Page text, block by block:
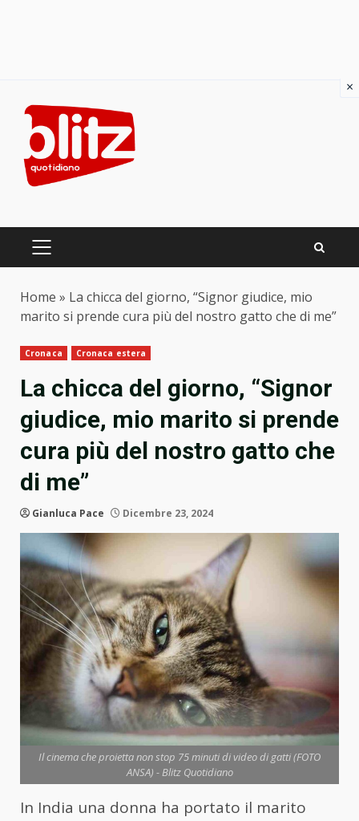
content
PRIMARY
Home » La chicca del giorno, “Signor giudice, mio
marito si prende cura più del nostro gatto che di me”
Cronaca Cronaca estera
La chicca del giorno, “Signor
giudice, mio marito si prende
cura più del nostro gatto che
di me”
Gianluca Pace Dicembre 23, 2024
Il cinema che proietta non stop 75 minuti di video di gatti (FOTO
ANSA) - Blitz Quotidiano
In India una donna ha portato il marito
×